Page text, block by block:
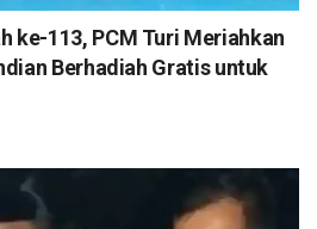
ke-113, PCM Turi Meriahkan
Berhadiah Gratis untuk